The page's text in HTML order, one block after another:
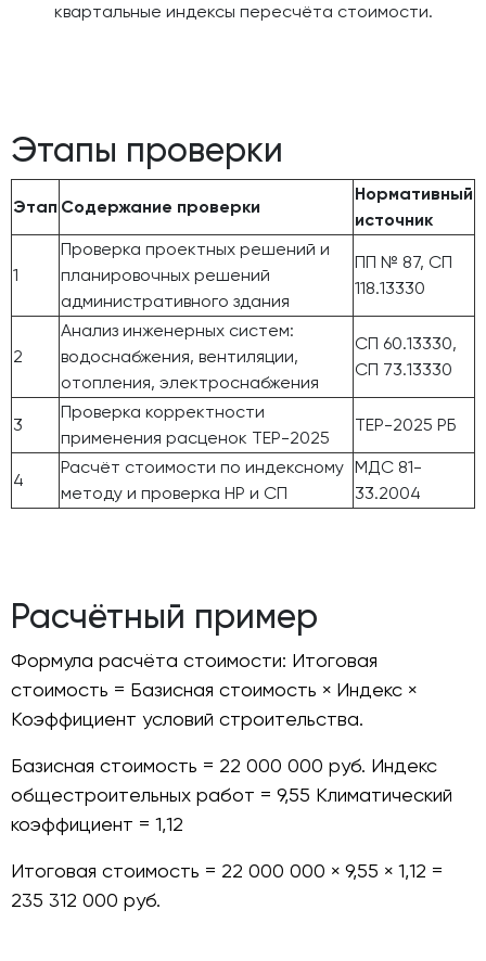
квартальные индексы пересчёта стоимости.
Этапы проверки
Этап Содержание проверки
Нормативный
источник
1
Проверка проектных решений и
планировочных решений
административного здания
ПП № 87, СП
118.13330
2
Анализ инженерных систем:
водоснабжения, вентиляции,
отопления, электроснабжения
СП 60.13330,
СП 73.13330
3
Проверка корректности
применения расценок ТЕР-2025
ТЕР-2025 РБ
4
Расчёт стоимости по индексному
методу и проверка НР и СП
МДС 81-
33.2004
Расчётный пример
Формула расчёта стоимости: Итоговая
стоимость = Базисная стоимость × Индекс ×
Коэффициент условий строительства.
Базисная стоимость = 22 000 000 руб. Индекс
общестроительных работ = 9,55 Климатический
коэффициент = 1,12
Итоговая стоимость = 22 000 000 × 9,55 × 1,12 =
235 312 000 руб.